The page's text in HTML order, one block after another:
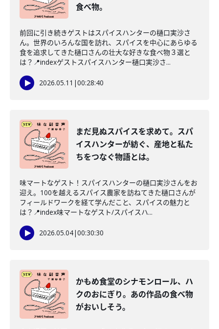
食べ物。
前回に引き続きゲストはスパイスハンターの樋口実沙さ
ん。世界のいろんな国を訪れ、スパイスを中心にあらゆる
食を追求してきた樋口さんの壮大な好きな食べ物３選と
は？📍indexゲストスパイスハンター樋口実沙さ...
2026.05.11 |00:28:40
まだ見ぬスパイスを求めて。スパ
イスハンターが紡ぐ、産地と私た
ちをつなぐ物語とは。
味マートなゲスト！スパイスハンターの樋口実沙さんをお
迎え。100を越えるスパイス農家を訪ねてきた樋口さんが
フィールドワークを経て学んだこと、スパイスの魅力と
は？📍index味マートなゲスト/スパイスハ...
2026.05.04|00:30:30
かもめ食堂のシナモンロール、ハ
クのおにぎり。あの作品の食べ物
がおいしそう。